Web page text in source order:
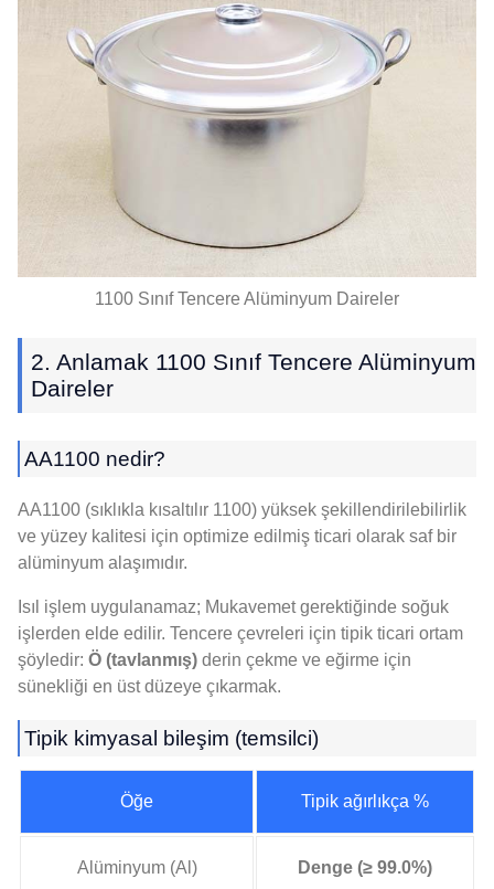
1100 Sınıf Tencere Alüminyum Daireler
2. Anlamak 1100 Sınıf Tencere Alüminyum
Daireler
AA1100 nedir?
AA1100 (sıklıkla kısaltılır 1100) yüksek şekillendirilebilirlik
ve yüzey kalitesi için optimize edilmiş ticari olarak saf bir
alüminyum alaşımıdır.
Isıl işlem uygulanamaz; Mukavemet gerektiğinde soğuk
işlerden elde edilir. Tencere çevreleri için tipik ticari ortam
şöyledir: Ö (tavlanmış) derin çekme ve eğirme için
sünekliği en üst düzeye çıkarmak.
Tipik kimyasal bileşim (temsilci)
Öğe Tipik ağırlıkça %
Alüminyum (Al) Denge (≥ 99.0%)